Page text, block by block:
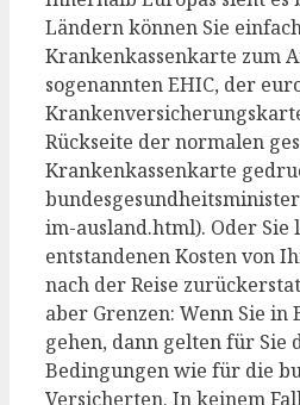
Ländern können Sie
Krankenkassenkarte zum
sogenannten EHIC, der
Rückseite der normalen
Krankenkassenkarte
im-ausland.html). Oder Sie
entstandenen Kosten von
nach der Reise
aber Grenzen: Wenn Sie
gehen, dann gelten für Sie
Bedingungen wie für die
Versicherten. In keinem